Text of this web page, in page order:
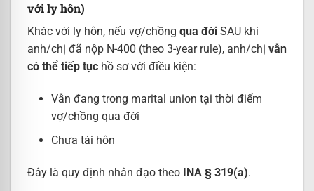
với ly hôn)
Khác với ly hôn, nếu vợ/chồng qua đời SAU khi
anh/chị đã nộp N-400 (theo 3-year rule), anh/chị vẫn
có thể tiếp tục hồ sơ với điều kiện:
Vẫn đang trong marital union tại thời điểm
vợ/chồng qua đời
Chưa tái hôn
Đây là quy định nhân đạo theo INA § 319(a).